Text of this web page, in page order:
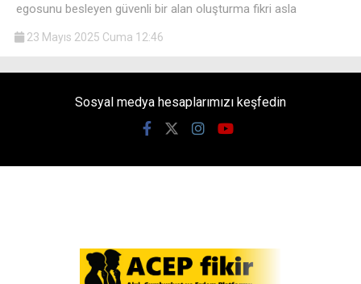
egosunu besleyen güvenli bir alan oluşturma fikri asla
23 Mayıs 2025 Cuma 12:46
Sosyal medya hesaplarımızı keşfedin